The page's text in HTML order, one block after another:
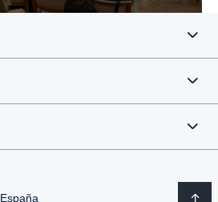
España